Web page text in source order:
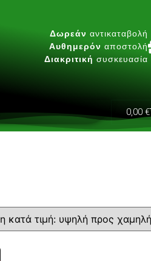
Δωρεάναντικαταβολή
Αυθημερόναποστολή
Διακριτικήσυσκευασία
0,00€